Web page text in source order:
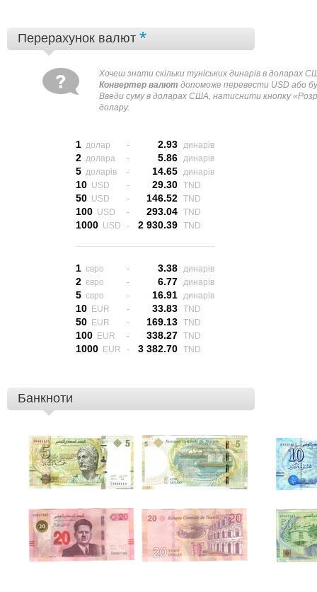
Перерахунок валют *
Хочеш знати скільки туніських динарів в доларах
Конвертер валют допоможе перевести USD або
Введи суму в доларах США, натиснити кнопку
долару.
1 долар - 2.93 динарів
2 долара - 5.86 динарів
5 доларів - 14.65 динарів
10 USD - 29.30 TND
50 USD - 146.52 TND
100 USD - 293.04 TND
1000 USD - 2 930.39 TND
1 євро - 3.38 динарів
2 євро - 6.77 динарів
5 євро - 16.91 динарів
10 EUR - 33.83 TND
50 EUR - 169.13 TND
100 EUR - 338.27 TND
1000 EUR - 3 382.70 TND
Банкноти